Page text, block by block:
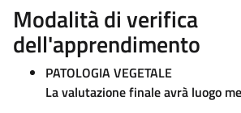
Modalità di verifica
dell'apprendimento
PATOLOGIA VEGETALE
La valutazione finale avrà luogo